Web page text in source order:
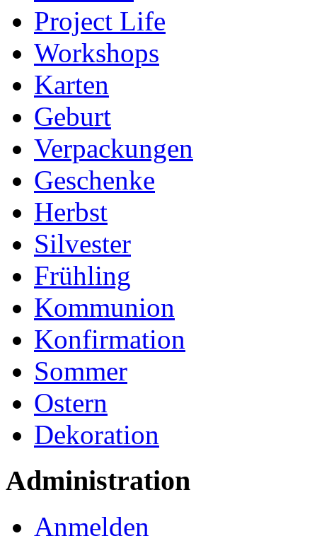
Project Life
Workshops
Karten
Geburt
Verpackungen
Geschenke
Herbst
Silvester
Frühling
Kommunion
Konfirmation
Sommer
Ostern
Dekoration
Administration
Anmelden